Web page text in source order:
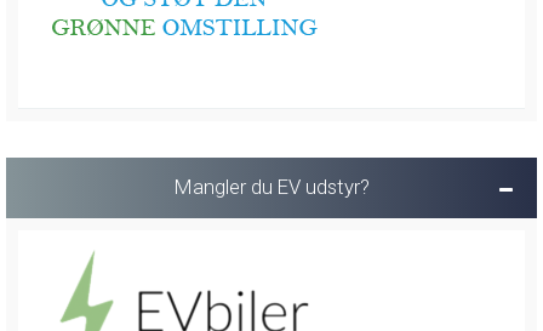
Mangler du EV udstyr?